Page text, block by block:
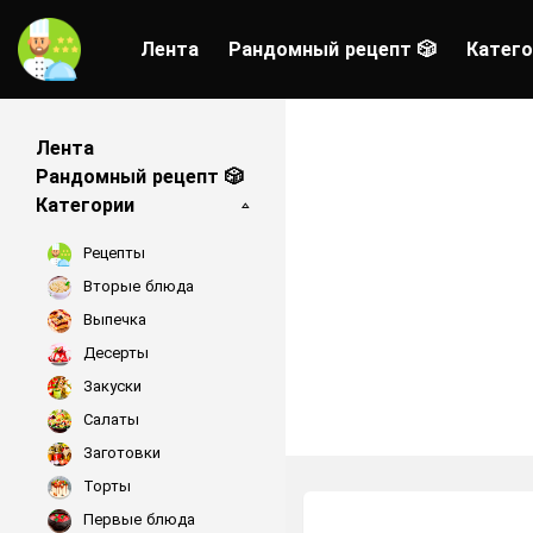
Лента Рандомный рецепт 🎲
Лента
Рандомный рецепт 🎲
Категории
Рецепты
Вторые блюда
Выпечка
Десерты
Закуски
Салаты
Заготовки
Торты
Первые блюда